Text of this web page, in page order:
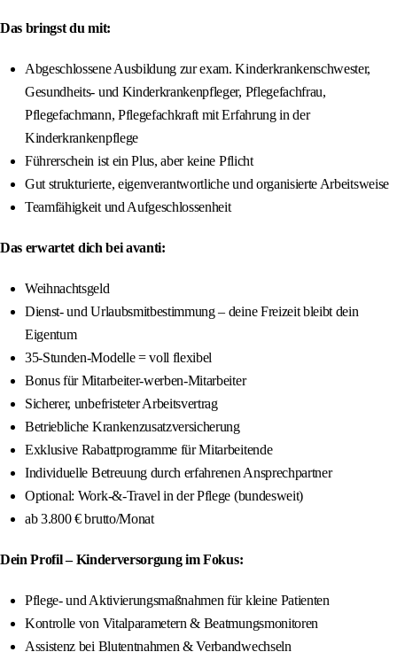
Das bringst du mit:
Abgeschlossene Ausbildung zur exam. Kinderkrankenschwester,
Gesundheits- und Kinderkrankenpfleger, Pflegefachfrau,
Pflegefachmann, Pflegefachkraft mit Erfahrung in der
Kinderkrankenpflege
Führerschein ist ein Plus, aber keine Pflicht
Gut strukturierte, eigenverantwortliche und organisierte Arbeitsweise
Teamfähigkeit und Aufgeschlossenheit
Das erwartet dich bei avanti:
Weihnachtsgeld
Dienst- und Urlaubsmitbestimmung – deine Freizeit bleibt dein
Eigentum
35-Stunden-Modelle = voll flexibel
Bonus für Mitarbeiter-werben-Mitarbeiter
Sicherer, unbefristeter Arbeitsvertrag
Betriebliche Krankenzusatzversicherung
Exklusive Rabattprogramme für Mitarbeitende
Individuelle Betreuung durch erfahrenen Ansprechpartner
Optional: Work-&-Travel in der Pflege (bundesweit)
ab 3.800 € brutto/Monat
Dein Profil – Kinderversorgung im Fokus:
Pflege- und Aktivierungsmaßnahmen für kleine Patienten
Kontrolle von Vitalparametern & Beatmungsmonitoren
Assistenz bei Blutentnahmen & Verbandwechseln